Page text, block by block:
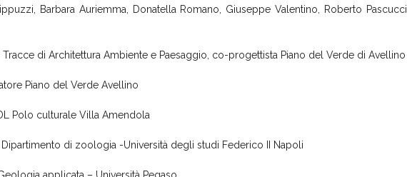
Barbara Auriemma, Donatella Romano, Giuseppe Valentino, Roberto Pascucci,
– Tracce di Architettura Ambiente e Paesaggio, co-progettista Piano del Verde di Avellino
Piano del Verde Avellino
Polo culturale Villa Amendola
di zoologia -Università degli studi Federico II Napoli